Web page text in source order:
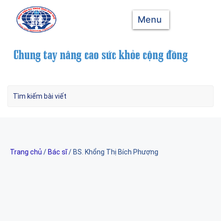
Menu
Trang chủ / Bác sĩ/ BS. Khổng Thị Bích Phượng